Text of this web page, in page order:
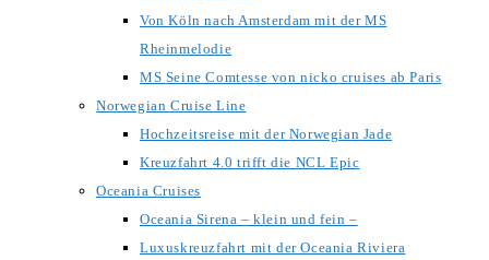
Von Köln nach Amsterdam mit der MS
Rheinmelodie
MS Seine Comtesse von nicko cruises ab Paris
Norwegian Cruise Line
Hochzeitsreise mit der Norwegian Jade
Kreuzfahrt 4.0 trifft die NCL Epic
Oceania Cruises
Oceania Sirena – klein und fein –
Luxuskreuzfahrt mit der Oceania Riviera